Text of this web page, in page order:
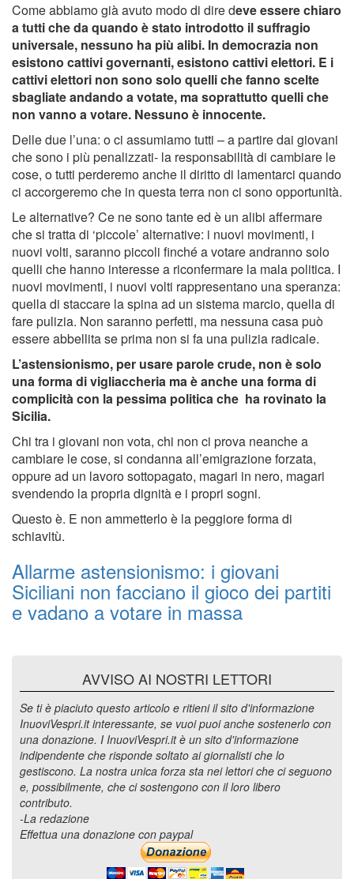
Come abbiamo già avuto modo di dire deve essere chiaro
a tutti che da quando è stato introdotto il suffragio
universale, nessuno ha più alibi. In democrazia non
esistono cattivi governanti, esistono cattivi elettori. E i
cattivi elettori non sono solo quelli che fanno scelte
sbagliate andando a votate, ma soprattutto quelli che
non vanno a votare. Nessuno è innocente.
Delle due l’una: o ci assumiamo tutti – a partire dai giovani
che sono i più penalizzati- la responsabilità di cambiare le
cose, o tutti perderemo anche il diritto di lamentarci quando
ci accorgeremo che in questa terra non ci sono opportunità.
Le alternative? Ce ne sono tante ed è un alibi affermare
che si tratta di ‘piccole’ alternative: i nuovi movimenti, i
nuovi volti, saranno piccoli finché a votare andranno solo
quelli che hanno interesse a riconfermare la mala politica. I
nuovi movimenti, i nuovi volti rappresentano una speranza:
quella di staccare la spina ad un sistema marcio, quella di
fare pulizia. Non saranno perfetti, ma nessuna casa può
essere abbellita se prima non si fa una pulizia radicale.
L’astensionismo, per usare parole crude, non è solo
una forma di vigliaccheria ma è anche una forma di
complicità con la pessima politica che ha rovinato la
Sicilia.
Chi tra i giovani non vota, chi non ci prova neanche a
cambiare le cose, si condanna all’emigrazione forzata,
oppure ad un lavoro sottopagato, magari in nero, magari
svendendo la propria dignità e i propri sogni.
Questo è. E non ammetterlo è la peggiore forma di
schiavitù.
Allarme astensionismo: i giovani
Siciliani non facciano il gioco dei partiti
e vadano a votare in massa
AVVISO AI NOSTRI LETTORI
Se ti è piaciuto questo articolo e ritieni il sito d'informazione
InuoviVespri.it interessante, se vuoi puoi anche sostenerlo con
una donazione. I InuoviVespri.it è un sito d'informazione
indipendente che risponde soltato ai giornalisti che lo
gestiscono. La nostra unica forza sta nei lettori che ci seguono
e, possibilmente, che ci sostengono con il loro libero
contributo.
-La redazione
Effettua una donazione con paypal